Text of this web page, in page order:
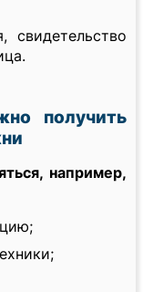
свидетельство
получить
например,